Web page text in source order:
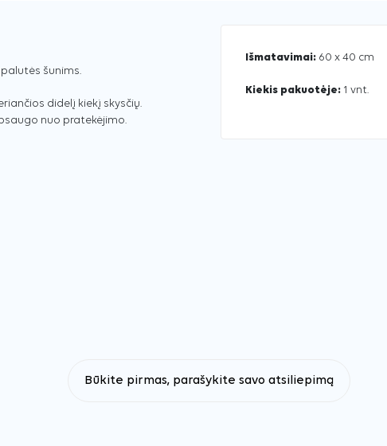
šunims.
didelį kiekį skysčių.
nuo pratekėjimo.
Išmatavimai: 60 x 40 cm
Kiekis pakuotėje: 1 vnt.
Būkite pirmas, parašykite savo atsiliepimą